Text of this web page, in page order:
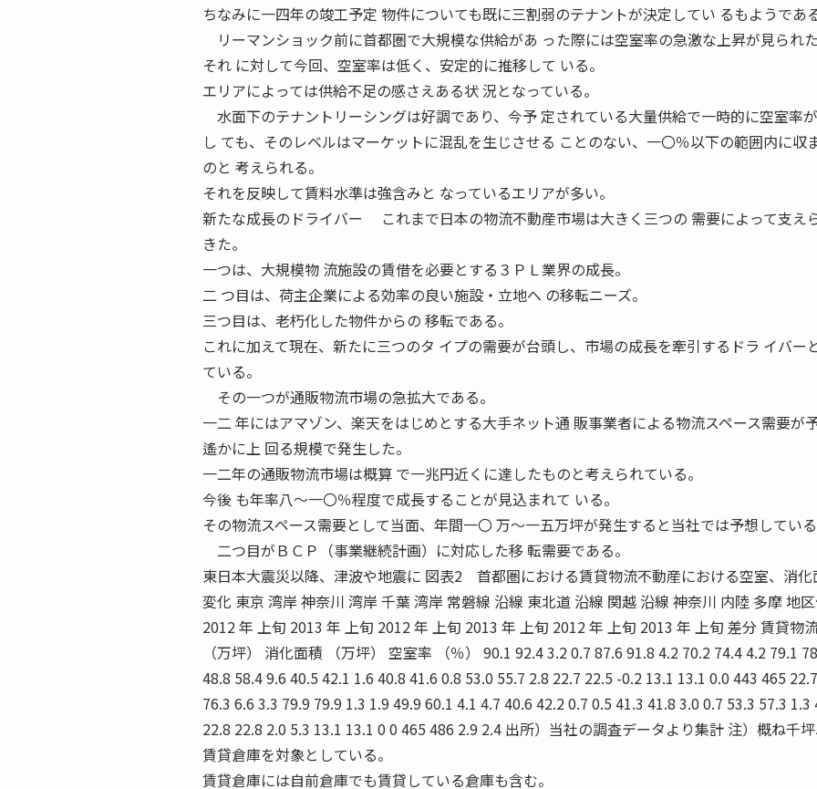
ちなみに一四年の竣工予定 物件についても既に三割弱のテナントが決定してい るもようである
リーマンショック前に首都圏で大規模な供給があ った際には空室率の急激な上昇が見られた
それ に対して今回、空室率は低く、安定的に推移して いる。
エリアによっては供給不足の感さえある状 況となっている。
水面下のテナントリーシングは好調であり、今予 定されている大量供給で一時的に空室率
し ても、そのレベルはマーケットに混乱を生じさせる ことのない、一〇％以下の範囲内に収
のと 考えられる。
それを反映して賃料水準は強含みと なっているエリアが多い。
新たな成長のドライバー これまで日本の物流不動産市場は大きく三つの 需要によって支え
きた。
一つは、大規模物 流施設の賃借を必要とする３ＰＬ業界の成長。
二 つ目は、荷主企業による効率の良い施設・立地へ の移転ニーズ。
三つ目は、老朽化した物件からの 移転である。
これに加えて現在、新たに三つのタ イプの需要が台頭し、市場の成長を牽引するドラ イバー
ている。
その一つが通販物流市場の急拡大である。
一二 年にはアマゾン、楽天をはじめとする大手ネット通 販事業者による物流スペース需要が
遙かに上 回る規模で発生した。
一二年の通販物流市場は概算 で一兆円近くに達したものと考えられている。
今後 も年率八〜一〇％程度で成長することが見込まれて いる。
その物流スペース需要として当面、年間一〇 万〜一五万坪が発生すると当社では予想している
二つ目がＢＣＰ（事業継続計画）に対応した移 転需要である。
東日本大震災以降、津波や地震に 図表2 首都圏における賃貸物流不動産における空室、消化
変化 東京 湾岸 神奈川 湾岸 千葉 湾岸 常磐線 沿線 東北道 沿線 関越 沿線 神奈川 内陸 多摩 地
2012 年 上旬 2013 年 上旬 2012 年 上旬 2013 年 上旬 2012 年 上旬 2013 年 上旬 差分 賃貸物
（万坪） 消化面積 （万坪） 空室率 （％） 90.1 92.4 3.2 0.7 87.6 91.8 4.2 70.2 74.4 4.2 79.1
48.8 58.4 9.6 40.5 42.1 1.6 40.8 41.6 0.8 53.0 55.7 2.8 22.7 22.5 -0.2 13.1 13.1 0.0 443 465
76.3 6.6 3.3 79.9 79.9 1.3 1.9 49.9 60.1 4.1 4.7 40.6 42.2 0.7 0.5 41.3 41.8 3.0 0.7 53.3 57.3 1.3
22.8 22.8 2.0 5.3 13.1 13.1 0 0 465 486 2.9 2.4 出所）当社の調査データより集計 注）概ね千
賃貸倉庫を対象としている。
賃貸倉庫には自前倉庫でも賃貸している倉庫も含む。